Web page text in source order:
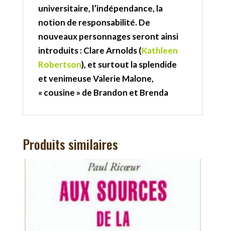
universitaire, l’indépendance, la
notion de responsabilité. De
nouveaux personnages seront ainsi
introduits : Clare Arnolds (Kathleen
Robertson), et surtout la splendide
et venimeuse Valerie Malone,
« cousine » de Brandon et Brenda
Produits similaires